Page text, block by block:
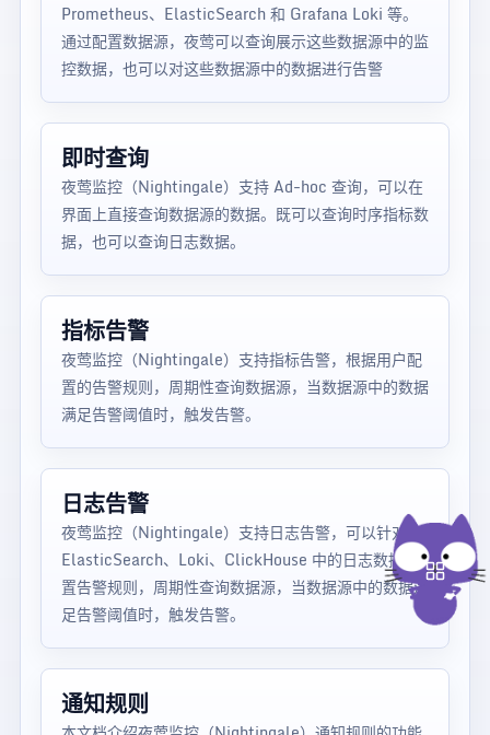
Prometheus、ElasticSearch 和 Grafana Loki 等。
通过配置数据源，夜莺可以查询展示这些数据源中的监
控数据，也可以对这些数据源中的数据进行告警
即时查询
夜莺监控（Nightingale）支持 Ad-hoc 查询，可以在
界面上直接查询数据源的数据。既可以查询时序指标数
据，也可以查询日志数据。
指标告警
夜莺监控（Nightingale）支持指标告警，根据用户配
置的告警规则，周期性查询数据源，当数据源中的数据
满足告警阈值时，触发告警。
日志告警
夜莺监控（Nightingale）支持日志告警，可以针对
ElasticSearch、Loki、ClickHouse 中的日志数据配
置告警规则，周期性查询数据源，当数据源中的数据满
足告警阈值时，触发告警。
通知规则